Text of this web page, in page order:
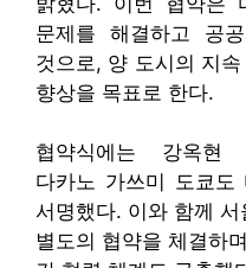
문제를 해결하고 공
것으로, 양 도시의 지
향상을 목표로 한다.
협약식에는 강옥현
다카노 가쓰미 도쿄도
서명했다. 이와 함께
별도의 협약을 체결하